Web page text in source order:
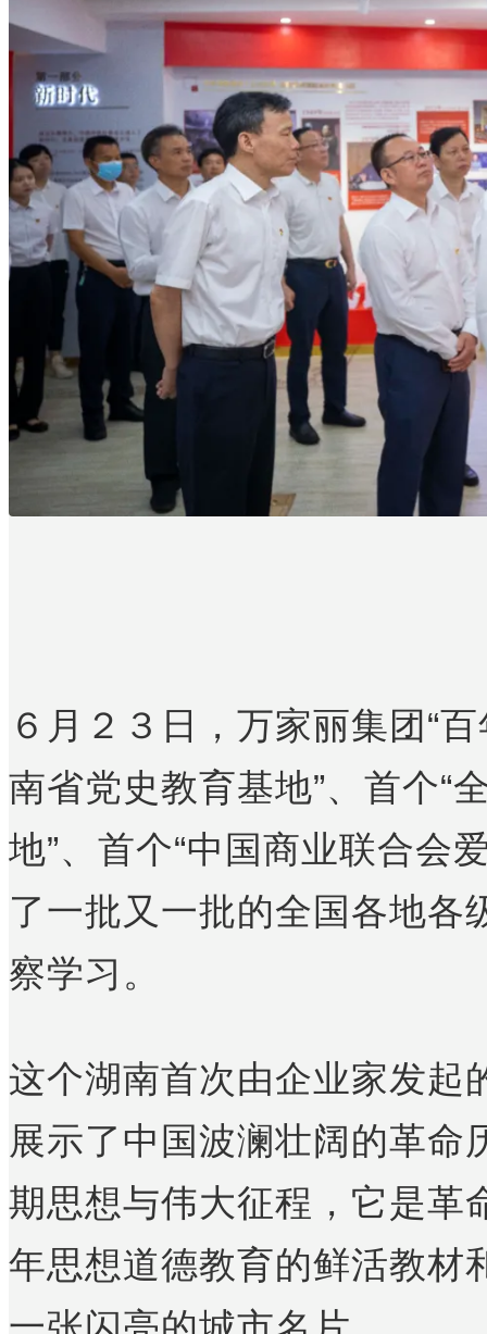
６月２３日，万家丽集团“
南省党史教育基地”、首个“
地”、首个“中国商业联合会
了一批又一批的全国各地各
察学习。
这个湖南首次由企业家发起
展示了中国波澜壮阔的革命
期思想与伟大征程，它是革
年思想道德教育的鲜活教材